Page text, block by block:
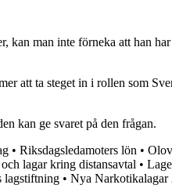
man inte förneka att han
att ta steget in i rollen som
kan ge svaret på den frågan.
• Riksdagsledamoters lön •
lagar kring distansavtal •
lagstiftning • Nya Narkotikalagar